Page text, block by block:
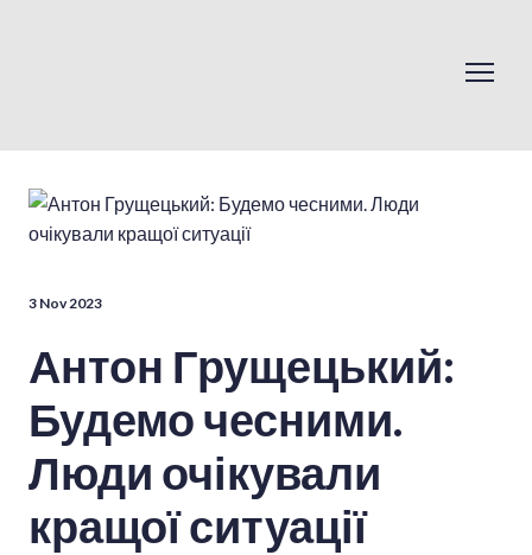
3 Nov 2023
Антон Грущецький:
Будемо чесними.
Люди очікували
кращої ситуації